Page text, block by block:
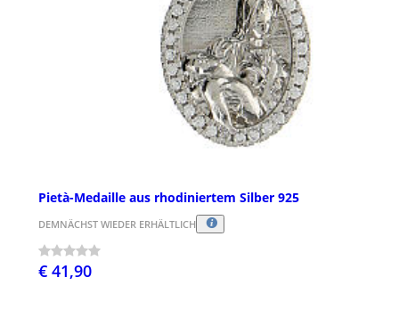
Pietà-Medaille aus rhodiniertem Silber 925
DEMNÄCHST WIEDER ERHÄLTLICH
€ 41,90